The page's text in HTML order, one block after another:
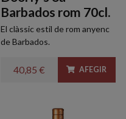
Barbados rom 70cl.
El clàssic estil de rom anyenc
de Barbados.
40,85 € AFEGIR